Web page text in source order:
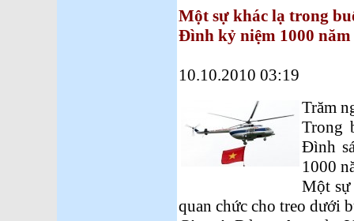
Một sự khác lạ trong
Đình kỷ niệm 1000
10.10.2010 03:19
Trăm
Trong
Đình
1000
Một sự
quan chức cho treo dưới